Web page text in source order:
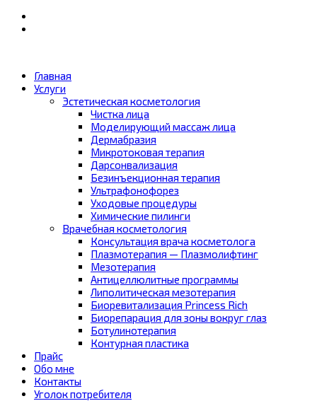
Главная
Услуги
Эстетическая косметология
Чистка лица
Моделирующий массаж лица
Дермабразия
Микротоковая терапия
Дарсонвализация
Безинъекционная терапия
Ультрафонофорез
Уходовые процедуры
Химические пилинги
Врачебная косметология
Консультация врача косметолога
Плазмотерапия — Плазмолифтинг
Мезотерапия
Антицеллюлитные программы
Липолитическая мезотерапия
Биоревитализация Princess Rich
Биорепарация для зоны вокруг глаз
Ботулинотерапия
Контурная пластика
Прайс
Обо мне
Контакты
Уголок потребителя